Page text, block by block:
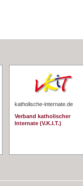
katholische-internate.de
Verband katholischer
Internate (V.K.I.T.)